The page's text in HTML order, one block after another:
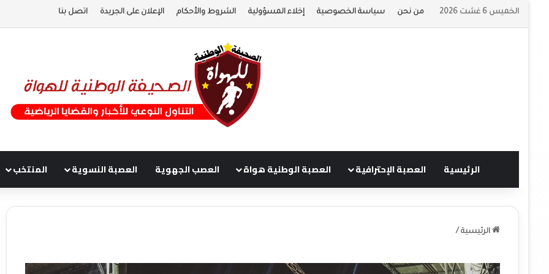
الخميس 6 غشت 2026 من نحن سياسة الخصوصية إخلاء المسؤولية الشروط والأحكام الإعلان على الجريدة اتصل بنا
الرئيسية العصبة الإحترافية العصبة الوطنية هواة العصب الجهوية العصبة النسوية المنتخب
الرئيسية /